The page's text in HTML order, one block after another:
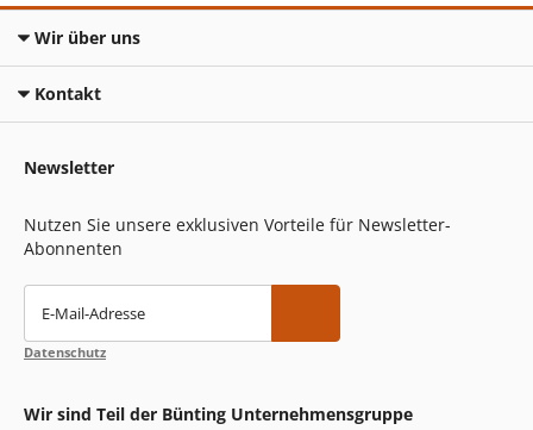
Wir über uns
Kontakt
Newsletter
Nutzen Sie unsere exklusiven Vorteile für Newsletter-
Abonnenten
E-Mail-Adresse
Datenschutz
Wir sind Teil der Bünting Unternehmensgruppe